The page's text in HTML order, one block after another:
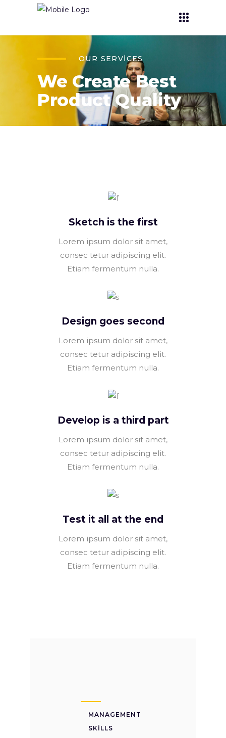
OUR SERVICES
We Create Best
Product Quality
Sketch is the first
Lorem ipsum dolor sit amet,
consec tetur adipiscing elit.
Etiam fermentum nulla.
Design goes second
Lorem ipsum dolor sit amet,
consec tetur adipiscing elit.
Etiam fermentum nulla.
Develop is a third part
Lorem ipsum dolor sit amet,
consec tetur adipiscing elit.
Etiam fermentum nulla.
Test it all at the end
Lorem ipsum dolor sit amet,
consec tetur adipiscing elit.
Etiam fermentum nulla.
MANAGEMENT
SKILLS